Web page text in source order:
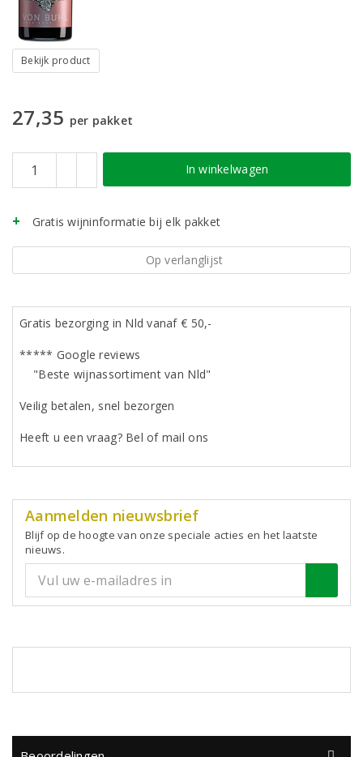
Bekijk product
27,35 per pakket
In winkelwagen
Gratis wijninformatie bij elk pakket
Op verlanglijst
Gratis bezorging in Nld vanaf € 50,-
***** Google reviews
"Beste wijnassortiment van Nld"
Veilig betalen, snel bezorgen
Heeft u een vraag? Bel of mail ons
Aanmelden nieuwsbrief
Blijf op de hoogte van onze speciale acties en het laatste
nieuws.